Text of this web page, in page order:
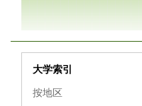
大学索引
按地区